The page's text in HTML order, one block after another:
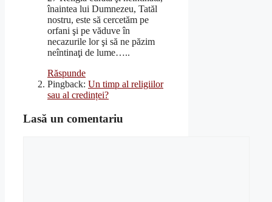
înaintea lui Dumnezeu, Tatăl
nostru, este să cercetăm pe
orfani şi pe văduve în
necazurile lor şi să ne păzim
neîntinaţi de lume…..
Răspunde
Pingback: Un timp al religiilor
sau al credinței?
Lasă un comentariu